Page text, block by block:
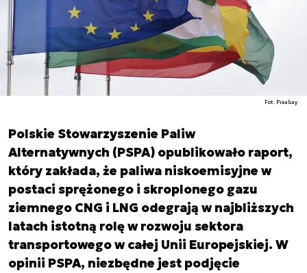
Fot. Pixabay
Polskie Stowarzyszenie Paliw
Alternatywnych (PSPA) opublikowało raport,
który zakłada, że paliwa niskoemisyjne w
postaci sprężonego i skroplonego gazu
ziemnego CNG i LNG odegrają w najbliższych
latach istotną rolę w rozwoju sektora
transportowego w całej Unii Europejskiej. W
opinii PSPA, niezbędne jest podjęcie